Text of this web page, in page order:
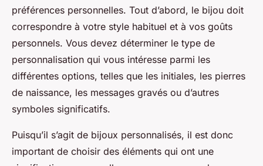
préférences personnelles. Tout d’abord, le bijou doit
correspondre à votre style habituel et à vos goûts
personnels. Vous devez déterminer le type de
personnalisation qui vous intéresse parmi les
différentes options, telles que les initiales, les pierres
de naissance, les messages gravés ou d’autres
symboles significatifs.
Puisqu’il s’agit de bijoux personnalisés, il est donc
important de choisir des éléments qui ont une